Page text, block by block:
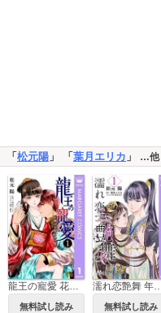
「 松元陽 」 「 葉月エリカ 」 …他
無料試し読み 無料試し読み